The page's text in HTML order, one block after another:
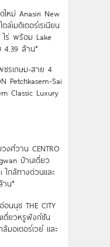
หม่ Anasiri New
ล์เมดิเตอร์เรเนียน
ร่ พร้อม Lake
4.39 ล้าน*
ชรเกษม-สาย 4
Petchkasem-Sai
Classic Luxury
งศ์วาน CENTRO
บ้านเดี่ยว
ใกล้ทางด่วนและ
าน*
นนุช THE CITY
ดี่ยวหรูฟังก์ชัน
มอเตอร์เวย์ และ